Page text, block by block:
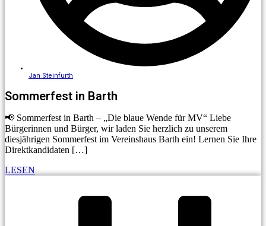
Jan Steinfurth
Sommerfest in Barth
📢 Sommerfest in Barth – „Die blaue Wende für MV“ Liebe
Bürgerinnen und Bürger, wir laden Sie herzlich zu unserem
diesjährigen Sommerfest im Vereinshaus Barth ein! Lernen Sie Ihre
Direktkandidaten […]
LESEN